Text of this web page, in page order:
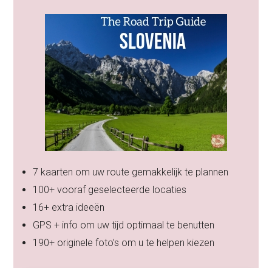
7 kaarten om uw route gemakkelijk te plannen
100+ vooraf geselecteerde locaties
16+ extra ideeën
GPS + info om uw tijd optimaal te benutten
190+ originele foto’s om u te helpen kiezen